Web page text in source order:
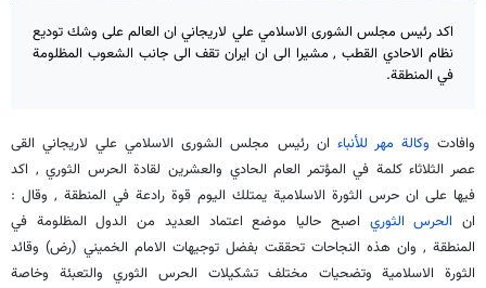
اكد رئيس مجلس الشورى الاسلامي علي لاريجاني ان العالم على وشك توديع
نظام الاحادي القطب , مشيرا الى ان ايران تقف الى جانب الشعوب المظلومة
في المنطقة.
وافادت وكالة مهر للأنباء ان رئيس مجلس الشورى الاسلامي علي لاريجاني القى
عصر الثلاثاء كلمة في المؤتمر العام الحادي والعشرين لقادة الحرس الثوري , اكد
فيها على ان حرس الثورة الاسلامية يمتلك اليوم قوة رادعة في المنطقة , وقال :
انالحرس الثوري اصبح حاليا موضع اعتماد العديد من الدول المظلومة في
المنطقة , وان هذه النجاحات تحققت بفضل توجيهات الامام الخميني (رض) وقائد
الثورة الاسلامية وتضحيات مختلف تشكيلات الحرس الثوري والتعبئة وخاصة